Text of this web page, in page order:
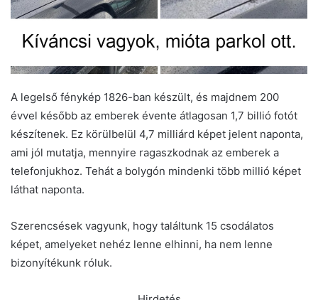
A legelső fénykép 1826-ban készült, és majdnem 200
évvel később az emberek évente átlagosan 1,7 billió fotót
készítenek. Ez körülbelül 4,7 milliárd képet jelent naponta,
ami jól mutatja, mennyire ragaszkodnak az emberek a
telefonjukhoz. Tehát a bolygón mindenki több millió képet
láthat naponta.
Szerencsések vagyunk, hogy találtunk 15 csodálatos
képet, amelyeket nehéz lenne elhinni, ha nem lenne
bizonyítékunk róluk.